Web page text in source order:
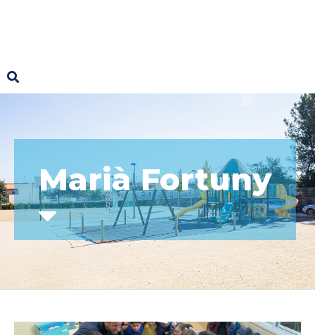
Marià Fortuny